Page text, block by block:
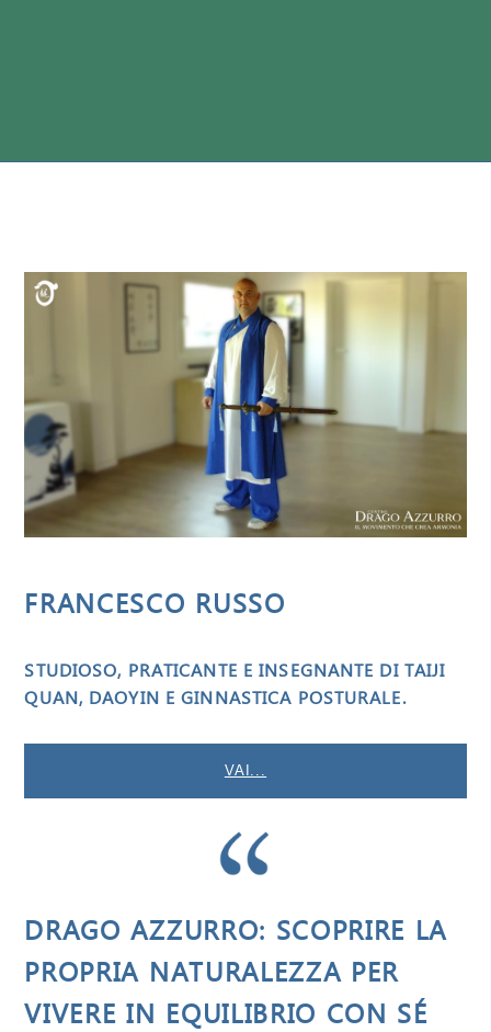
FRANCESCO RUSSO
STUDIOSO, PRATICANTE E INSEGNANTE DI TAIJI
QUAN, DAOYIN E GINNASTICA POSTURALE.
VAI...
DRAGO AZZURRO: SCOPRIRE LA
PROPRIA NATURALEZZA PER
VIVERE IN EQUILIBRIO CON SÉ